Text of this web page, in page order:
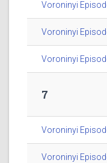
Voroninyi
Voroninyi
Voroninyi
7
Voroninyi
Voroninyi